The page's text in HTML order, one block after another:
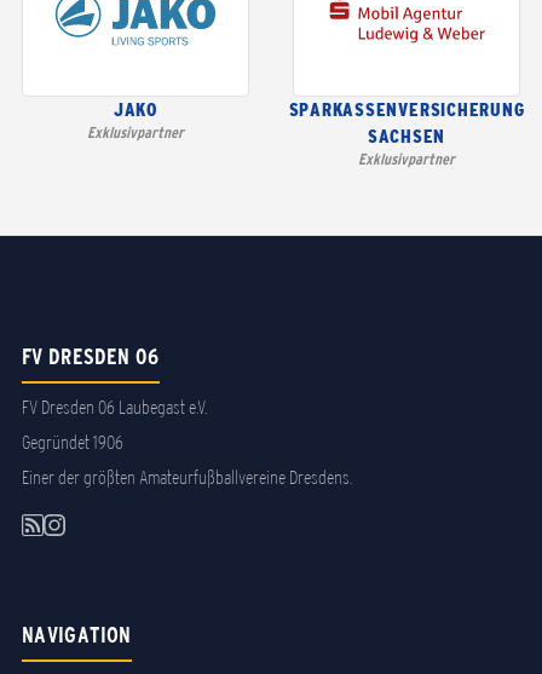
JAKO
Exklusivpartner
SPARKASSENVERSICHERUNG
SACHSEN
Exklusivpartner
FV DRESDEN 06
FV Dresden 06 Laubegast e.V.
Gegründet 1906
Einer der größten Amateurfußballvereine Dresdens.
NAVIGATION